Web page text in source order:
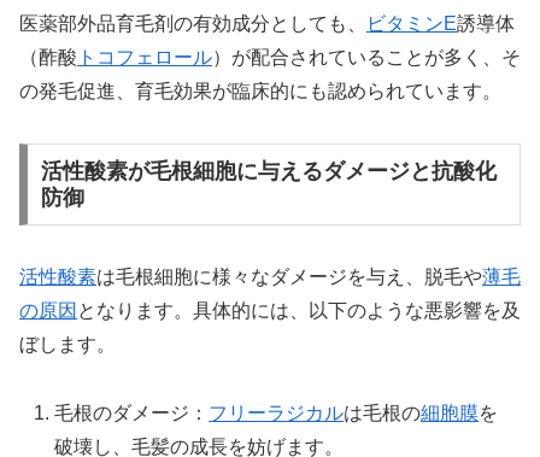
医薬部外品育毛剤の有効成分としても、 ビタミンE誘導体
（酢酸 トコフェロール）が配合されていることが多く、そ
の発毛促進、育毛効果が臨床的にも認められています。
活性酸素が毛根細胞に与えるダメージと抗酸化
防御
活性酸素は毛根細胞に様々なダメージを与え、脱毛や薄毛
の原因 となります。具体的には、以下のような悪影響を及
ぼします。
毛根のダメージ： フリーラジカルは毛根の細胞膜を
破壊し、毛髪の成長を妨げます。